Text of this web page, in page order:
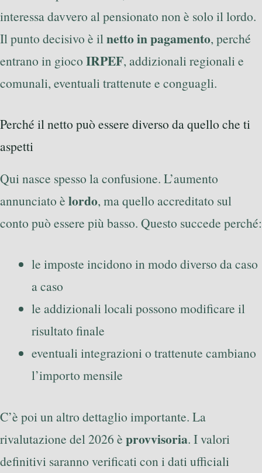
interessa davvero al pensionato non è solo il lordo.
Il punto decisivo è ilnetto in pagamento, perché
entrano in gioco IRPEF, addizionali regionali e
comunali, eventuali trattenute e conguagli.
Perché il netto può essere diverso da quello che ti
aspetti
Qui nasce spesso la confusione. L’aumento
annunciato è lordo, ma quello accreditato sul
conto può essere più basso. Questo succede perché:
le imposte incidono in modo diverso da caso
a caso
le addizionali locali possono modificare il
risultato finale
eventuali integrazioni o trattenute cambiano
l’importo mensile
C’è poi un altro dettaglio importante. La
rivalutazione del 2026 è provvisoria. I valori
definitivi saranno verificati con i dati ufficiali